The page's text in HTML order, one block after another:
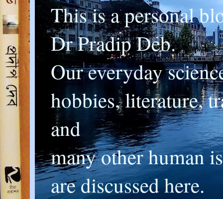
This is a personal
Dr Pradip Deb.
Our everyday
hobbies, literature,
and
many other human
are discussed here.